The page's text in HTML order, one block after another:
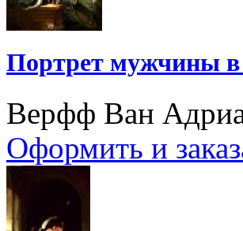
Портрет мужчины в
Верфф Ван
Оформить и